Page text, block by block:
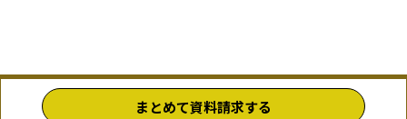
まとめて資料請求する